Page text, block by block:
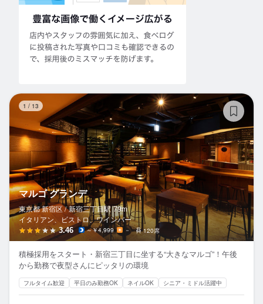
1 / 13
マルゴ グランデ
東京都 新宿区 / 新宿三丁目駅 79m
イタリアン、ビストロ、ワインバー
3.46 ～￥4,999 － 120席
積極採用をスタート・新宿三丁目に坐する“大きなマルゴ”！午後
から勤務で夜型さんにピッタリの環境
フルタイム歓迎 平日のみ勤務OK ネイルOK シニア・ミドル活躍中